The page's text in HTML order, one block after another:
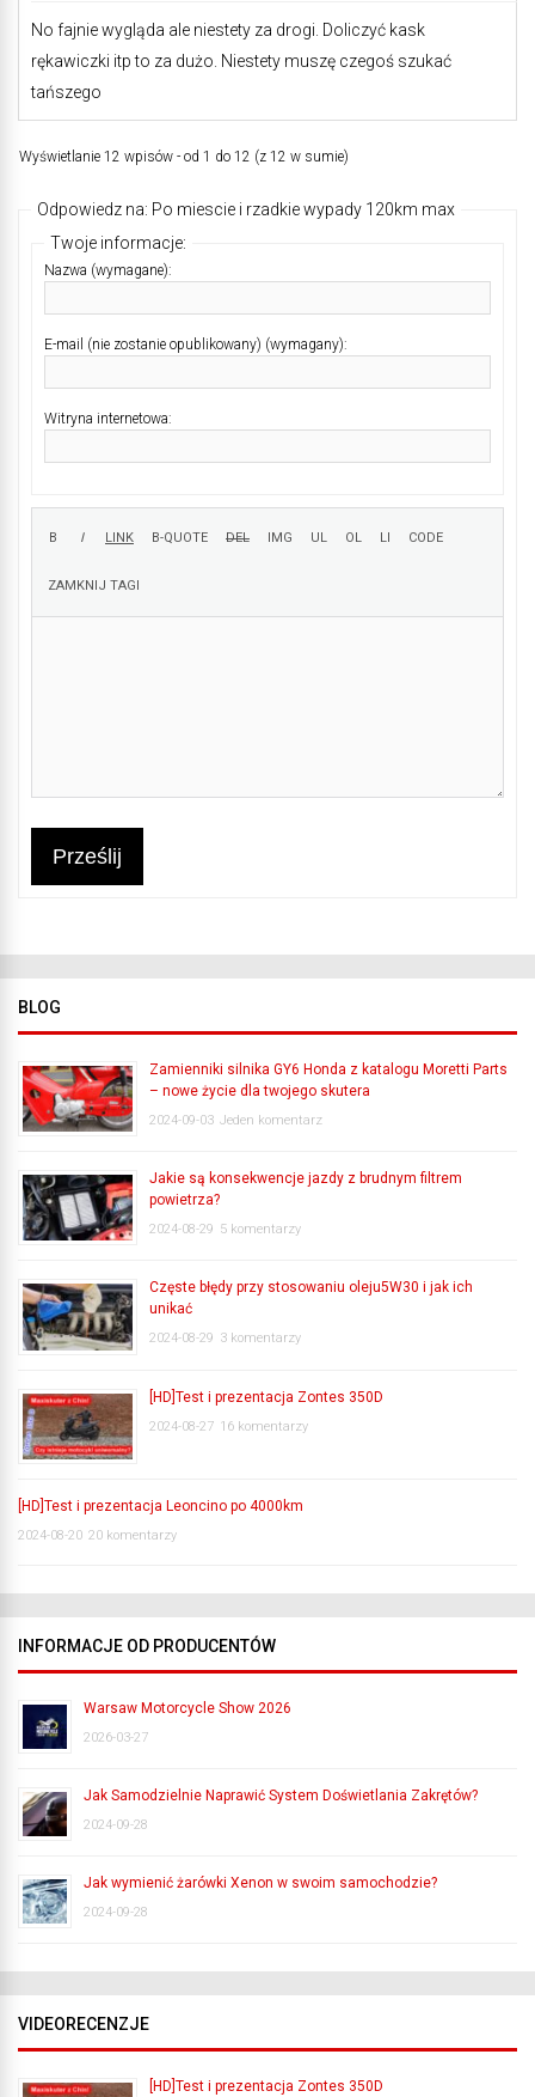
No fajnie wygląda ale niestety za drogi. Doliczyć kask
rękawiczki itp to za dużo. Niestety muszę czegoś szukać
tańszego
Wyświetlanie 12 wpisów - od 1 do 12 (z 12 w sumie)
Odpowiedz na: Po miescie i rzadkie wypady 120km max
Twoje informacje:
Nazwa (wymagane):
E-mail (nie zostanie opublikowany) (wymagany):
Witryna internetowa:
Prześlij
BLOG
Zamienniki silnika GY6 Honda z katalogu Moretti Parts
– nowe życie dla twojego skutera
2024-09-03 Jeden komentarz
Jakie są konsekwencje jazdy z brudnym filtrem
powietrza?
2024-08-29 5 komentarzy
Częste błędy przy stosowaniu oleju5W30 i jak ich
unikać
2024-08-29 3 komentarzy
[HD]Test i prezentacja Zontes 350D
2024-08-27 16 komentarzy
[HD]Test i prezentacja Leoncino po 4000km
2024-08-20 20 komentarzy
INFORMACJE OD PRODUCENTÓW
Warsaw Motorcycle Show 2026
2026-03-27
Jak Samodzielnie Naprawić System Doświetlania Zakrętów?
2024-09-28
Jak wymienić żarówki Xenon w swoim samochodzie?
2024-09-28
VIDEORECENZJE
[HD]Test i prezentacja Zontes 350D